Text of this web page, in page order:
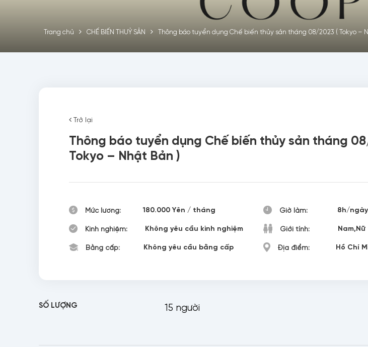
Trang chủ CHẾ BIẾN THUỶ SẢN Thông báo tuyển dụng Chế biến thủy sản tháng 08/2023 ( Tokyo –
Trở lại
Thông báo tuyển dụng Chế biến thủy sản tháng
Tokyo – Nhật Bản )
Mức lương: 180.000 Yên / tháng Giờ làm: 8h/ngày
Kinh nghiệm: Không yêu cầu kinh nghiệm Giới tính: Nam,Nữ
Bằng cấp: Không yêu cầu bằng cấp Địa điểm: Hồ Chí
SỐ LƯỢNG 15 người